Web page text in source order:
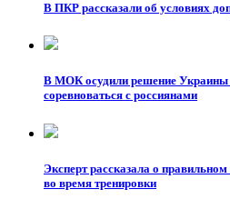
В ПКР рассказали об условиях
В МОК осудили решение Украины
соревноваться с россиянами
Эксперт рассказала о
во время тренировки